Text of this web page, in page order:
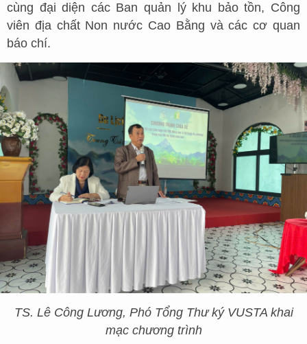
cùng đại diện các Ban quản lý khu bảo tồn, Công
viên địa chất Non nước Cao Bằng và các cơ quan
báo chí.
TS. Lê Công Lương, Phó Tổng Thư ký VUSTA khai
mạc chương trình